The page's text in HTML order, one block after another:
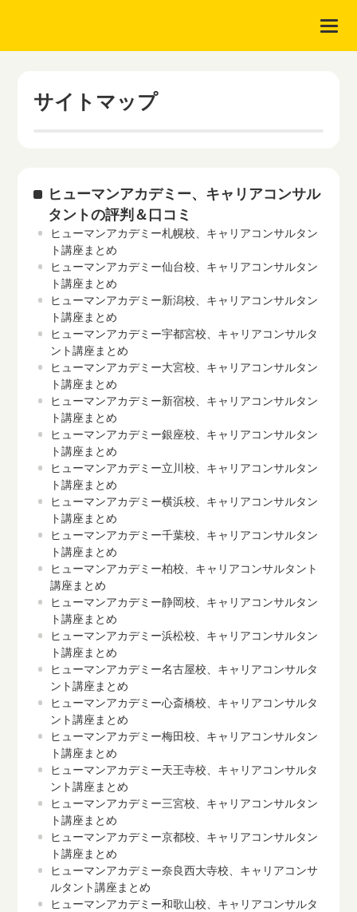
サイトマップ
ヒューマンアカデミー、キャリアコンサル
タントの評判＆口コミ
ヒューマンアカデミー札幌校、キャリアコンサルタン
ト講座まとめ
ヒューマンアカデミー仙台校、キャリアコンサルタン
ト講座まとめ
ヒューマンアカデミー新潟校、キャリアコンサルタン
ト講座まとめ
ヒューマンアカデミー宇都宮校、キャリアコンサルタ
ント講座まとめ
ヒューマンアカデミー大宮校、キャリアコンサルタン
ト講座まとめ
ヒューマンアカデミー新宿校、キャリアコンサルタン
ト講座まとめ
ヒューマンアカデミー銀座校、キャリアコンサルタン
ト講座まとめ
ヒューマンアカデミー立川校、キャリアコンサルタン
ト講座まとめ
ヒューマンアカデミー横浜校、キャリアコンサルタン
ト講座まとめ
ヒューマンアカデミー千葉校、キャリアコンサルタン
ト講座まとめ
ヒューマンアカデミー柏校、キャリアコンサルタント
講座まとめ
ヒューマンアカデミー静岡校、キャリアコンサルタン
ト講座まとめ
ヒューマンアカデミー浜松校、キャリアコンサルタン
ト講座まとめ
ヒューマンアカデミー名古屋校、キャリアコンサルタ
ント講座まとめ
ヒューマンアカデミー心斎橋校、キャリアコンサルタ
ント講座まとめ
ヒューマンアカデミー梅田校、キャリアコンサルタン
ト講座まとめ
ヒューマンアカデミー天王寺校、キャリアコンサルタ
ント講座まとめ
ヒューマンアカデミー三宮校、キャリアコンサルタン
ト講座まとめ
ヒューマンアカデミー京都校、キャリアコンサルタン
ト講座まとめ
ヒューマンアカデミー奈良西大寺校、キャリアコンサ
ルタント講座まとめ
ヒューマンアカデミー和歌山校、キャリアコンサルタ